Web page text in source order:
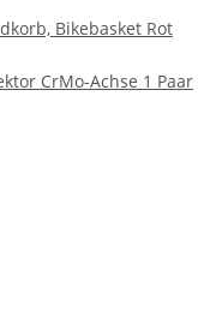
Bikebasket Rot